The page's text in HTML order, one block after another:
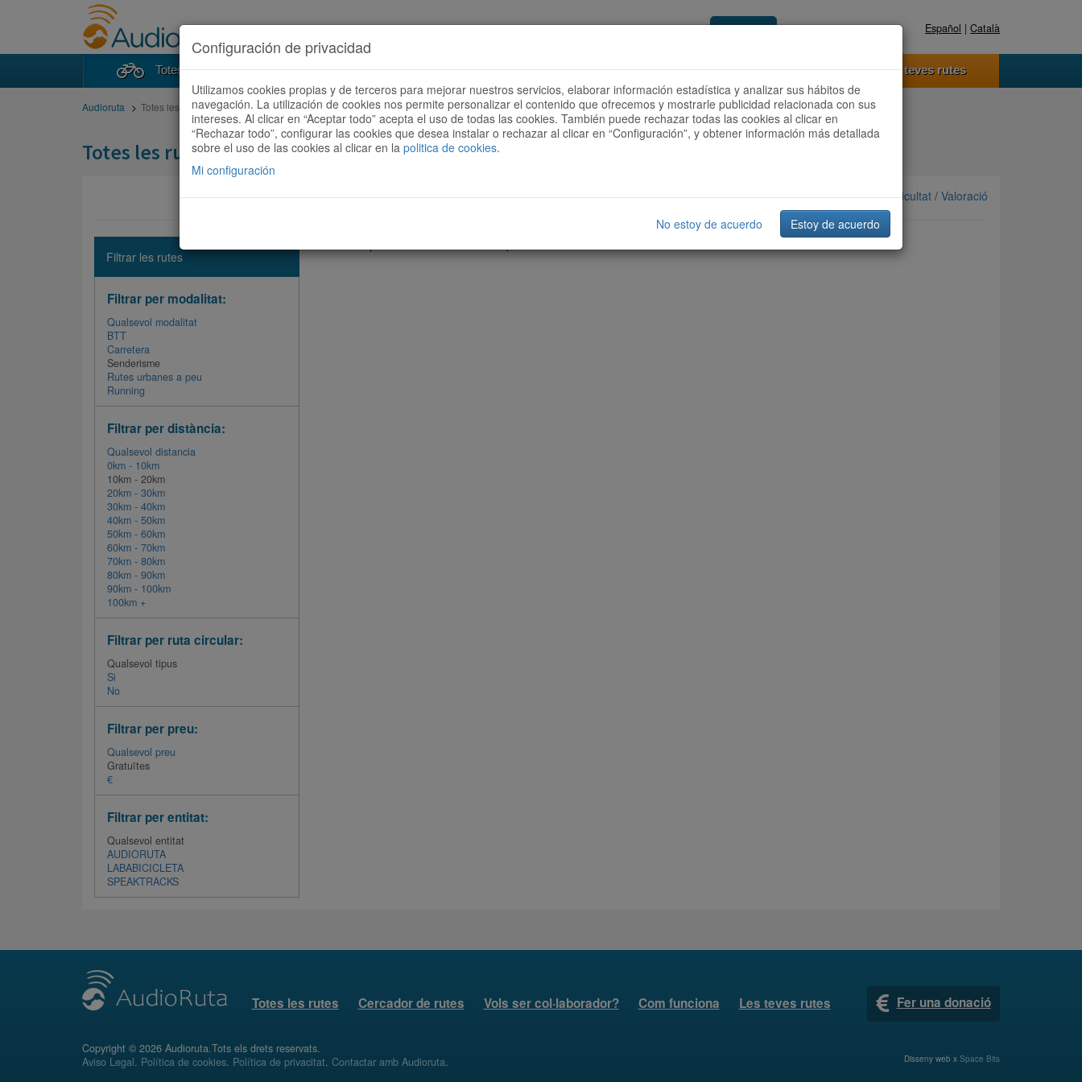
Accedeix Registra't ara Español | Català
Totes les rutes Cercador de rutes Vols ser col·laborador? Com funciona Les teves rutes
Audioruta Totes les rutes
Totes les rutes
Ordenar per: Més recents /Dificultat / Valoració
Filtrar les rutes
Filtrar per modalitat:
Qualsevol modalitat
BTT
Carretera
Senderisme
Rutes urbanes a peu
Running
Filtrar per distància:
Qualsevol distancia
0km - 10km
10km - 20km
20km - 30km
30km - 40km
40km - 50km
50km - 60km
60km - 70km
70km - 80km
80km - 90km
90km - 100km
100km +
Filtrar per ruta circular:
Qualsevol tipus
Si
No
Filtrar per preu:
Qualsevol preu
Gratuïtes
€
Filtrar per entitat:
Qualsevol entitat
AUDIORUTA
LABABICICLETA
SPEAKTRACKS
Totes les rutes Cercador de rutes Vols ser col·laborador? Com funciona Les teves rutes Fer una donació
Copyright © 2026 Audioruta.Tots els drets reservats.
Aviso Legal. Política de cookies. Política de privacitat. Contactar amb Audioruta. Disseny web x Space Bits
Configuración de privacidad
Utilizamos cookies propias y de terceros para mejorar nuestros servicios, elaborar información estadística y analizar sus hábitos de
navegación. La utilización de cookies nos permite personalizar el contenido que ofrecemos y mostrarle publicidad relacionada con sus
intereses. Al clicar en “Aceptar todo” acepta el uso de todas las cookies. También puede rechazar todas las cookies al clicar en
“Rechazar todo”, configurar las cookies que desea instalar o rechazar al clicar en “Configuración”, y obtener información más detallada
sobre el uso de las cookies al clicar en la politica de cookies.
Mi configuración
No estoy de acuerdo Estoy de acuerdo